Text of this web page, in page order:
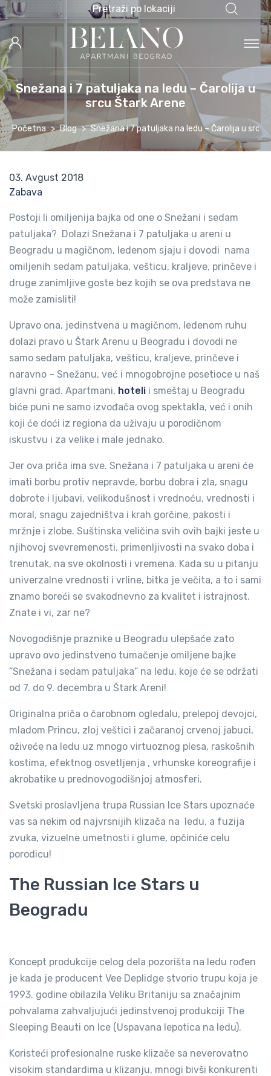
Pretraži po lokaciji
Snežana i 7 patuljaka na ledu – Čarolija u
srcu Štark Arene
Početna Blog Snežana i 7 patuljaka na ledu – Čarolija u srcu
03. Avgust 2018
Zabava
Postoji li omiljenija bajka od one o Snežani i sedam
patuljaka? Dolazi Snežana i 7 patuljaka u areni u
Beogradu u magičnom, ledenom sjaju i dovodi nama
omiljenih sedam patuljaka, vešticu, kraljeve, prinčeve i
druge zanimljive goste bez kojih se ova predstava ne
može zamisliti!
Upravo ona, jedinstvena u magičnom, ledenom ruhu
dolazi pravo u Štark Arenu u Beogradu i dovodi ne
samo sedam patuljaka, vešticu, kraljeve, prinčeve i
naravno – Snežanu, već i mnogobrojne posetioce u naš
glavni grad. Apartmani, hoteli i smeštaj u Beogradu
biće puni ne samo izvođača ovog spektakla, već i onih
koji će doći iz regiona da uživaju u porodičnom
iskustvu i za velike i male jednako.
Jer ova priča ima sve. Snežana i 7 patuljaka u areni će
imati borbu protiv nepravde, borbu dobra i zla, snagu
dobrote i ljubavi, velikodušnost i vrednoću, vrednosti i
moral, snagu zajedništva i krah gorčine, pakosti i
mržnje i zlobe. Suštinska veličina svih ovih bajki jeste u
njihovoj svevremenosti, primenljivosti na svako doba i
trenutak, na sve okolnosti i vremena. Kada su u pitanju
univerzalne vrednosti i vrline, bitka je večita, a to i sami
znamo boreći se svakodnevno za kvalitet i istrajnost.
Znate i vi, zar ne?
Novogodišnje praznike u Beogradu ulepšaće zato
upravo ovo jedinstveno tumačenje omiljene bajke
“Snežana i sedam patuljaka” na ledu, koje će se održati
od 7. do 9. decembra u Štark Areni!
Originalna priča o čarobnom ogledalu, prelepoj devojci,
mladom Princu, zloj veštici i začaranoj crvenoj jabuci,
oživeće na ledu uz mnogo virtuoznog plesa, raskošnih
kostima, efektnog osvetljenja , vrhunske koreografije i
akrobatike u prednovogodišnjoj atmosferi.
Svetski proslavljena trupa Russian Ice Stars upoznaće
vas sa nekim od najvrsnijih klizača na ledu, a fuzija
zvuka, vizuelne umetnosti i glume, opčiniće celu
porodicu!
The Russian Ice Stars u
Beogradu
Koncept produkcije celog dela pozorišta na ledu rođen
je kada je producent Vee Deplidge stvorio trupu koja je
1993. godine obilazila Veliku Britaniju sa značajnim
pohvalama zahvaljujući jedinstvenoj produkciji The
Sleeping Beauti on Ice (Uspavana lepotica na ledu).
Koristeći profesionalne ruske klizače sa neverovatno
visokim standardima u klizanju, mnogi bivši konkurenti